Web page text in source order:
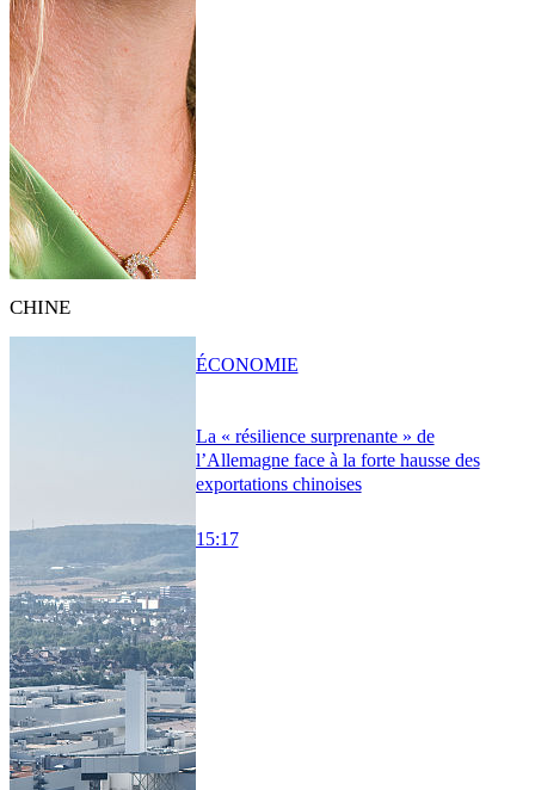
CHINE
La « résilience surprenante » de
l’Allemagne face à la forte hausse des
exportations chinoises
15:17
ÉCONOMIE